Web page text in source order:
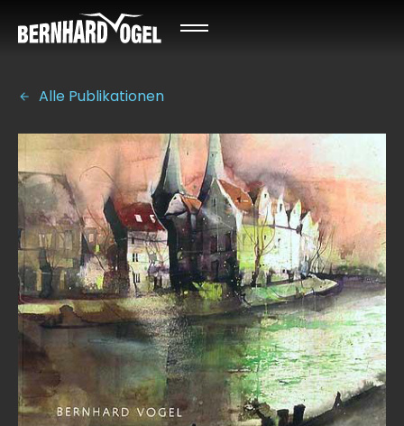
Alle Publikationen